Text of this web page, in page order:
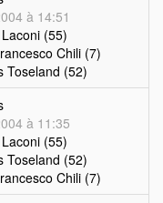
à 14:51
(55)
Chili (7)
Toseland (52)
à 11:35
(55)
Toseland (52)
Chili (7)